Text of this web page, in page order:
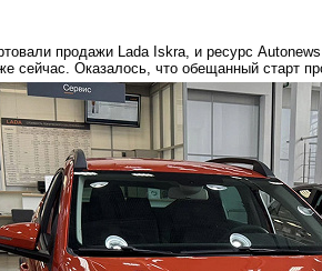
продажи Lada Iskra, и ресурс
сейчас. Оказалось, что обещанный старт